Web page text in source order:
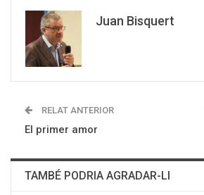
Juan Bisquert
RELAT ANTERIOR
El primer amor
TAMBÉ PODRIA AGRADAR-LI